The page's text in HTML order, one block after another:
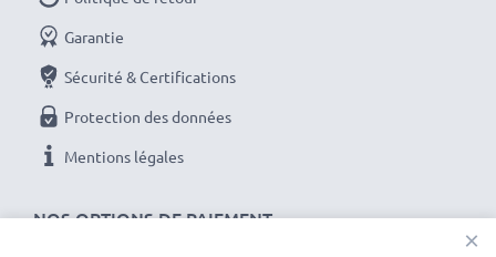
NOS OPTIONS DE PAIEMENT
Garantie
Sécurité & Certifications
Protection des données
Mentions légales
×